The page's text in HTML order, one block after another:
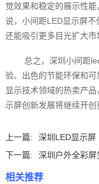
觉效果和稳定的展示性
说，小间距LED显示屏不
还能吸引更多目光扩大市
总之，深圳小间距
验、出色的节能环保和
显示技术领域的热卖产
示屏创新发展将继续开创
上一篇:
深圳LED显示屏
下一篇:
深圳户外全彩屏
相关推荐